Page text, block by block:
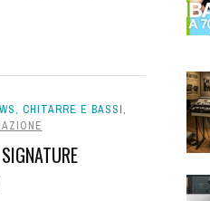
, CHITARRE E BASSI,